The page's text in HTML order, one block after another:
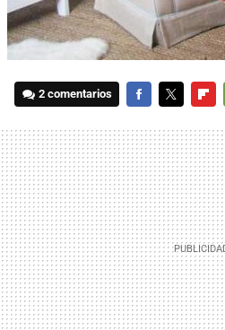
2 comentarios